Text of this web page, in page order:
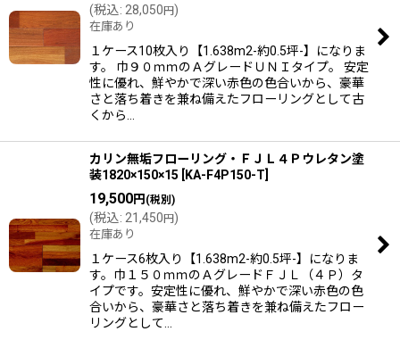
(税込: 28,050円)
在庫あり
１ケース10枚入り【1.638m2-約0.5坪-】になりま
す。 巾９０ｍｍのＡグレードＵＮＩタイプ。 安定
性に優れ、鮮やかで深い赤色の色合いから、豪華
さと落ち着きを兼ね備えたフローリングとして古
くから…
カリン無垢フローリング・ＦＪＬ４Ｐウレタン塗
装1820×150×15
KA-F4P150-T
19,500円 (税別)
(税込: 21,450円)
在庫あり
１ケース6枚入り【1.638m2-約0.5坪-】になりま
す。巾１５０ｍｍのＡグレードＦＪＬ（４Ｐ）タ
イプです。安定性に優れ、鮮やかで深い赤色の色
合いから、豪華さと落ち着きを兼ね備えたフロー
リングとして…